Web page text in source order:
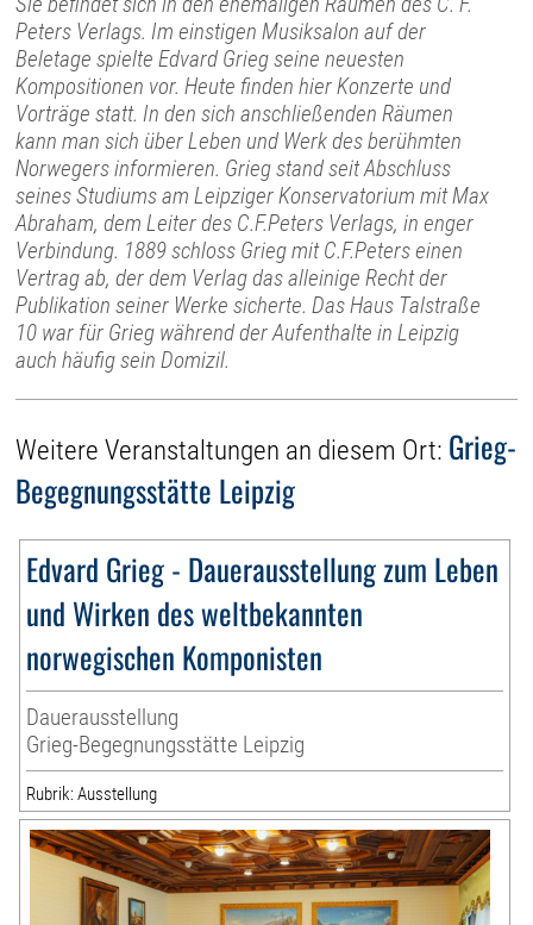
Peters Verlags. Im einstigen Musiksalon auf der
Beletage spielte Edvard Grieg seine neuesten
Kompositionen vor. Heute finden hier Konzerte und
Vorträge statt. In den sich anschließenden Räumen
kann man sich über Leben und Werk des berühmten
Norwegers informieren. Grieg stand seit Abschluss
seines Studiums am Leipziger Konservatorium mit Max
Abraham, dem Leiter des C.F.Peters Verlags, in enger
Verbindung. 1889 schloss Grieg mit C.F.Peters einen
Vertrag ab, der dem Verlag das alleinige Recht der
Publikation seiner Werke sicherte. Das Haus Talstraße
10 war für Grieg während der Aufenthalte in Leipzig
auch häufig sein Domizil.
Weitere Veranstaltungen an diesem Ort: Grieg-
Begegnungsstätte Leipzig
Edvard Grieg - Dauerausstellung zum Leben
und Wirken des weltbekannten
norwegischen Komponisten
Dauerausstellung
Grieg-Begegnungsstätte Leipzig
Rubrik: Ausstellung